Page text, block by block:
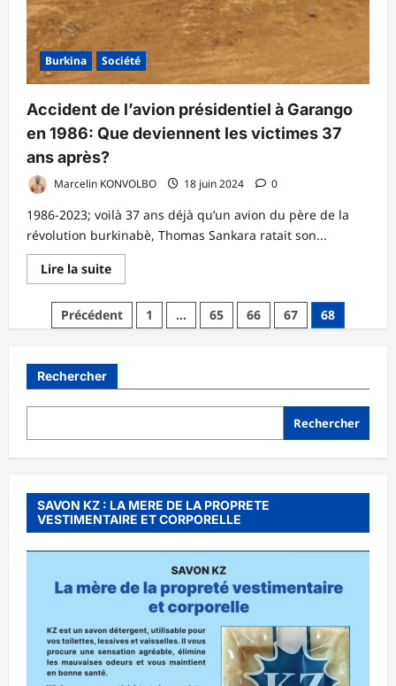
Burkina Société
Accident de l’avion présidentiel à Garango
en 1986: Que deviennent les victimes 37
ans après?
Marcelin KONVOLBO 18 juin 2024 0
1986-2023; voilà 37 ans déjà qu’un avion du père de la
révolution burkinabè, Thomas Sankara ratait son...
Lire la suiteEn
savoir
sur
Accident
de
à
en
1986:
les
victimes
après?
Pagination
publications
Précédent 1 … 65 66 67 68
Rechercher
Rechercher
SAVON KZ : LA MERE DE LA PROPRETE
VESTIMENTAIRE ET CORPORELLE